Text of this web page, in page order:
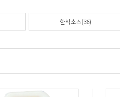
한식소스(36)